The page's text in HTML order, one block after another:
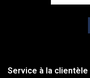
Service à la clientèle